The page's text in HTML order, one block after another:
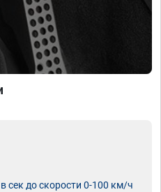
сек до скорости 0-100 км/ч